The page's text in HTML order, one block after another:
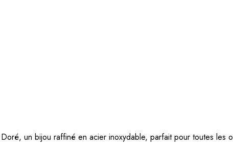
un bijou raffiné en acier inoxydable, parfait pour toutes les